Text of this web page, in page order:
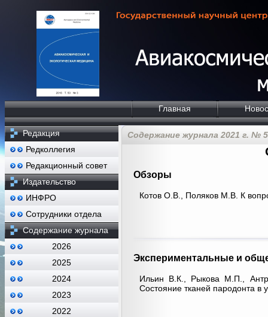
Главная
Редакция
Редколлегия
Редакционный совет
Издательство
ИНФРО
Сотрудники отдела
Содержание журнала
2026
2025
2024
2023
2022
Содержание журнала 2021 г. № 5
Обзоры
Котов О.В., Поляков М.В. К
Экспериментальные и
Ильин В.К., Рыкова М.П.,
Cостояние тканей пародонта в